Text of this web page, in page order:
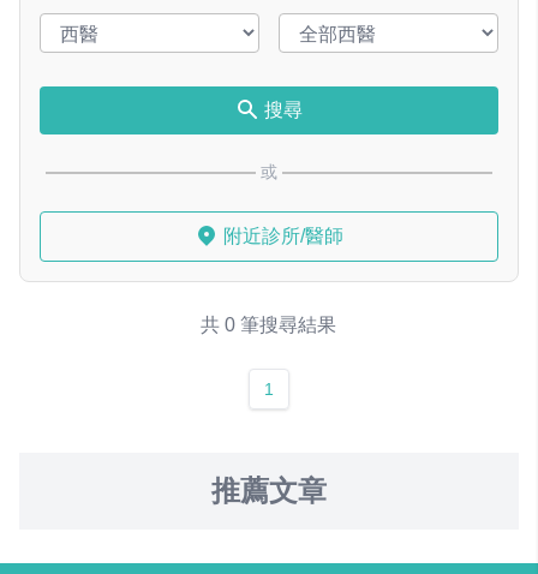
搜尋
或
附近診所/醫師
共 0 筆搜尋結果
1
推薦文章